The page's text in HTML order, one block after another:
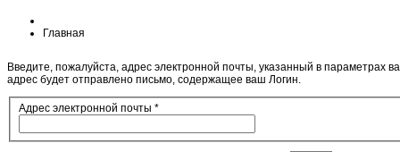
Главная
Введите, пожалуйста, адрес электронной почты, указанный в параметрах
адрес будет отправлено письмо, содержащее ваш Логин.
Адрес электронной почты *